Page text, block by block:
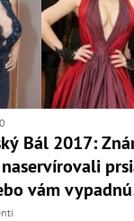
Bál 2017:
vám